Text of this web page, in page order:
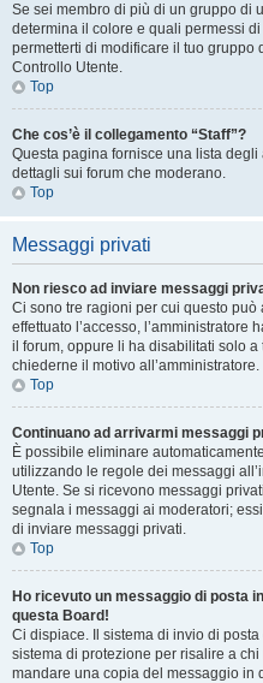
Se sei membro di più di un gruppo di
determina il colore e quali permessi
permetterti di modificare il tuo gruppo
Controllo Utente.
Top
Che cos’è il collegamento “Staff”?
Questa pagina fornisce una lista
dettagli sui forum che moderano.
Top
Messaggi privati
Non riesco ad inviare messaggi
Ci sono tre ragioni per cui questo
effettuato l’accesso, l’amministratore
il forum, oppure li ha disabilitati solo a
chiederne il motivo all’amministratore.
Top
Continuano ad arrivarmi messaggi
È possibile eliminare
utilizzando le regole dei messaggi
Utente. Se si ricevono messaggi
segnala i messaggi ai moderatori;
di inviare messaggi privati​​.
Top
Ho ricevuto un messaggio di posta
questa Board!
Ci dispiace. Il sistema di invio di
sistema di protezione per risalire a
mandare una copia del messaggio in